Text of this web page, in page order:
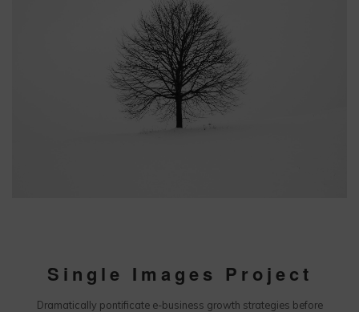
Single Images Project
Dramatically pontificate e-business growth strategies before